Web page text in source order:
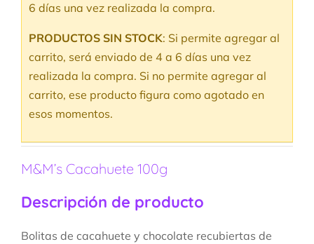
6 días una vez realizada la compra.
PRODUCTOS SIN STOCK: Si permite agregar al
carrito, será enviado de 4 a 6 días una vez
realizada la compra. Si no permite agregar al
carrito, ese producto figura como agotado en
esos momentos.
M&M’s Cacahuete 100g
Descripción de producto
Bolitas de cacahuete y chocolate recubiertas de